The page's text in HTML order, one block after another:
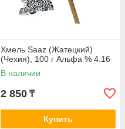
Хмель Saaz (Жатецкий)
(Чехия), 100 г Альфа % 4.16
В наличии
2 850 ₸
Купить